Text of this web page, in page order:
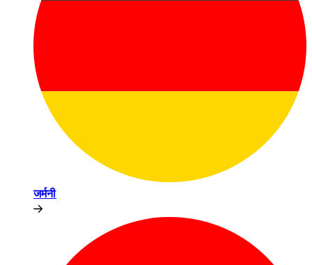
जर्मनी​​